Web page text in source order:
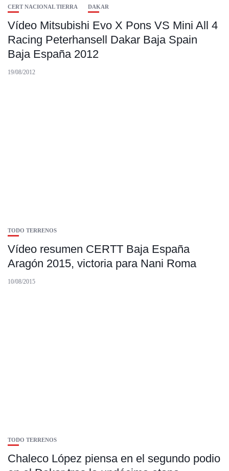
CERT NACIONAL TIERRA DAKAR
Vídeo Mitsubishi Evo X Pons VS Mini All 4
Racing Peterhansell Dakar Baja Spain
Baja España 2012
19/08/2012
TODO TERRENOS
Vídeo resumen CERTT Baja España
Aragón 2015, victoria para Nani Roma
10/08/2015
TODO TERRENOS
Chaleco López piensa en el segundo podio